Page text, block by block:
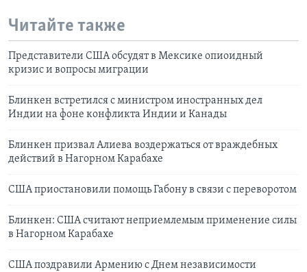
Читайте также
Представители США обсудят в Мексике опиоидный
кризис и вопросы миграции
Блинкен встретился с министром иностранных дел
Индии на фоне конфликта Индии и Канады
Блинкен призвал Алиева воздержаться от враждебных
действий в Нагорном Карабахе
США приостановили помощь Габону в связи с переворотом
Блинкен: США считают неприемлемым применение силы
в Нагорном Карабахе
США поздравили Армению с Днем независимости